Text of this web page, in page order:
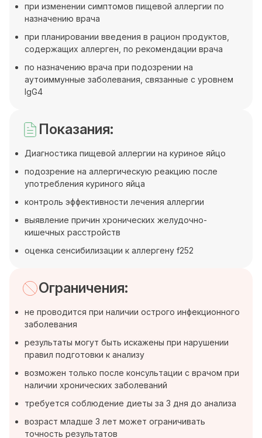
при изменении симптомов пищевой аллергии по
назначению врача
при планировании введения в рацион продуктов,
содержащих аллерген, по рекомендации врача
по назначению врача при подозрении на
аутоиммунные заболевания, связанные с уровнем
IgG4
Показания:
Диагностика пищевой аллергии на куриное яйцо
подозрение на аллергическую реакцию после
употребления куриного яйца
контроль эффективности лечения аллергии
выявление причин хронических желудочно-
кишечных расстройств
оценка сенсибилизации к аллергену f252
Ограничения:
не проводится при наличии острого инфекционного
заболевания
результаты могут быть искажены при нарушении
правил подготовки к анализу
возможен только после консультации с врачом при
наличии хронических заболеваний
требуется соблюдение диеты за 3 дня до анализа
возраст младше 3 лет может ограничивать
точность результатов